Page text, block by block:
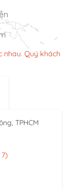
nhau. Quý khách
TPHCM